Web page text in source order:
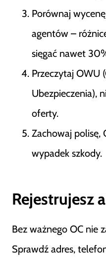
Porównaj
agentów –
sięgać nawet
Przeczytaj OWU
Ubezpieczenia),
oferty.
Zachowaj polisę,
wypadek szkody.
Rejestrujesz
Bez ważnego OC nie
Sprawdź adres,